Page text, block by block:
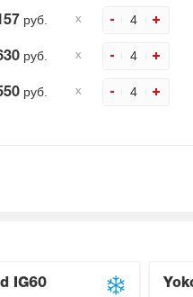
руб. х 4
руб. х 4
руб. х 4
IG60